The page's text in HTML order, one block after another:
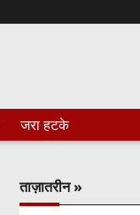
जरा हटके
ताज़ातरीन »